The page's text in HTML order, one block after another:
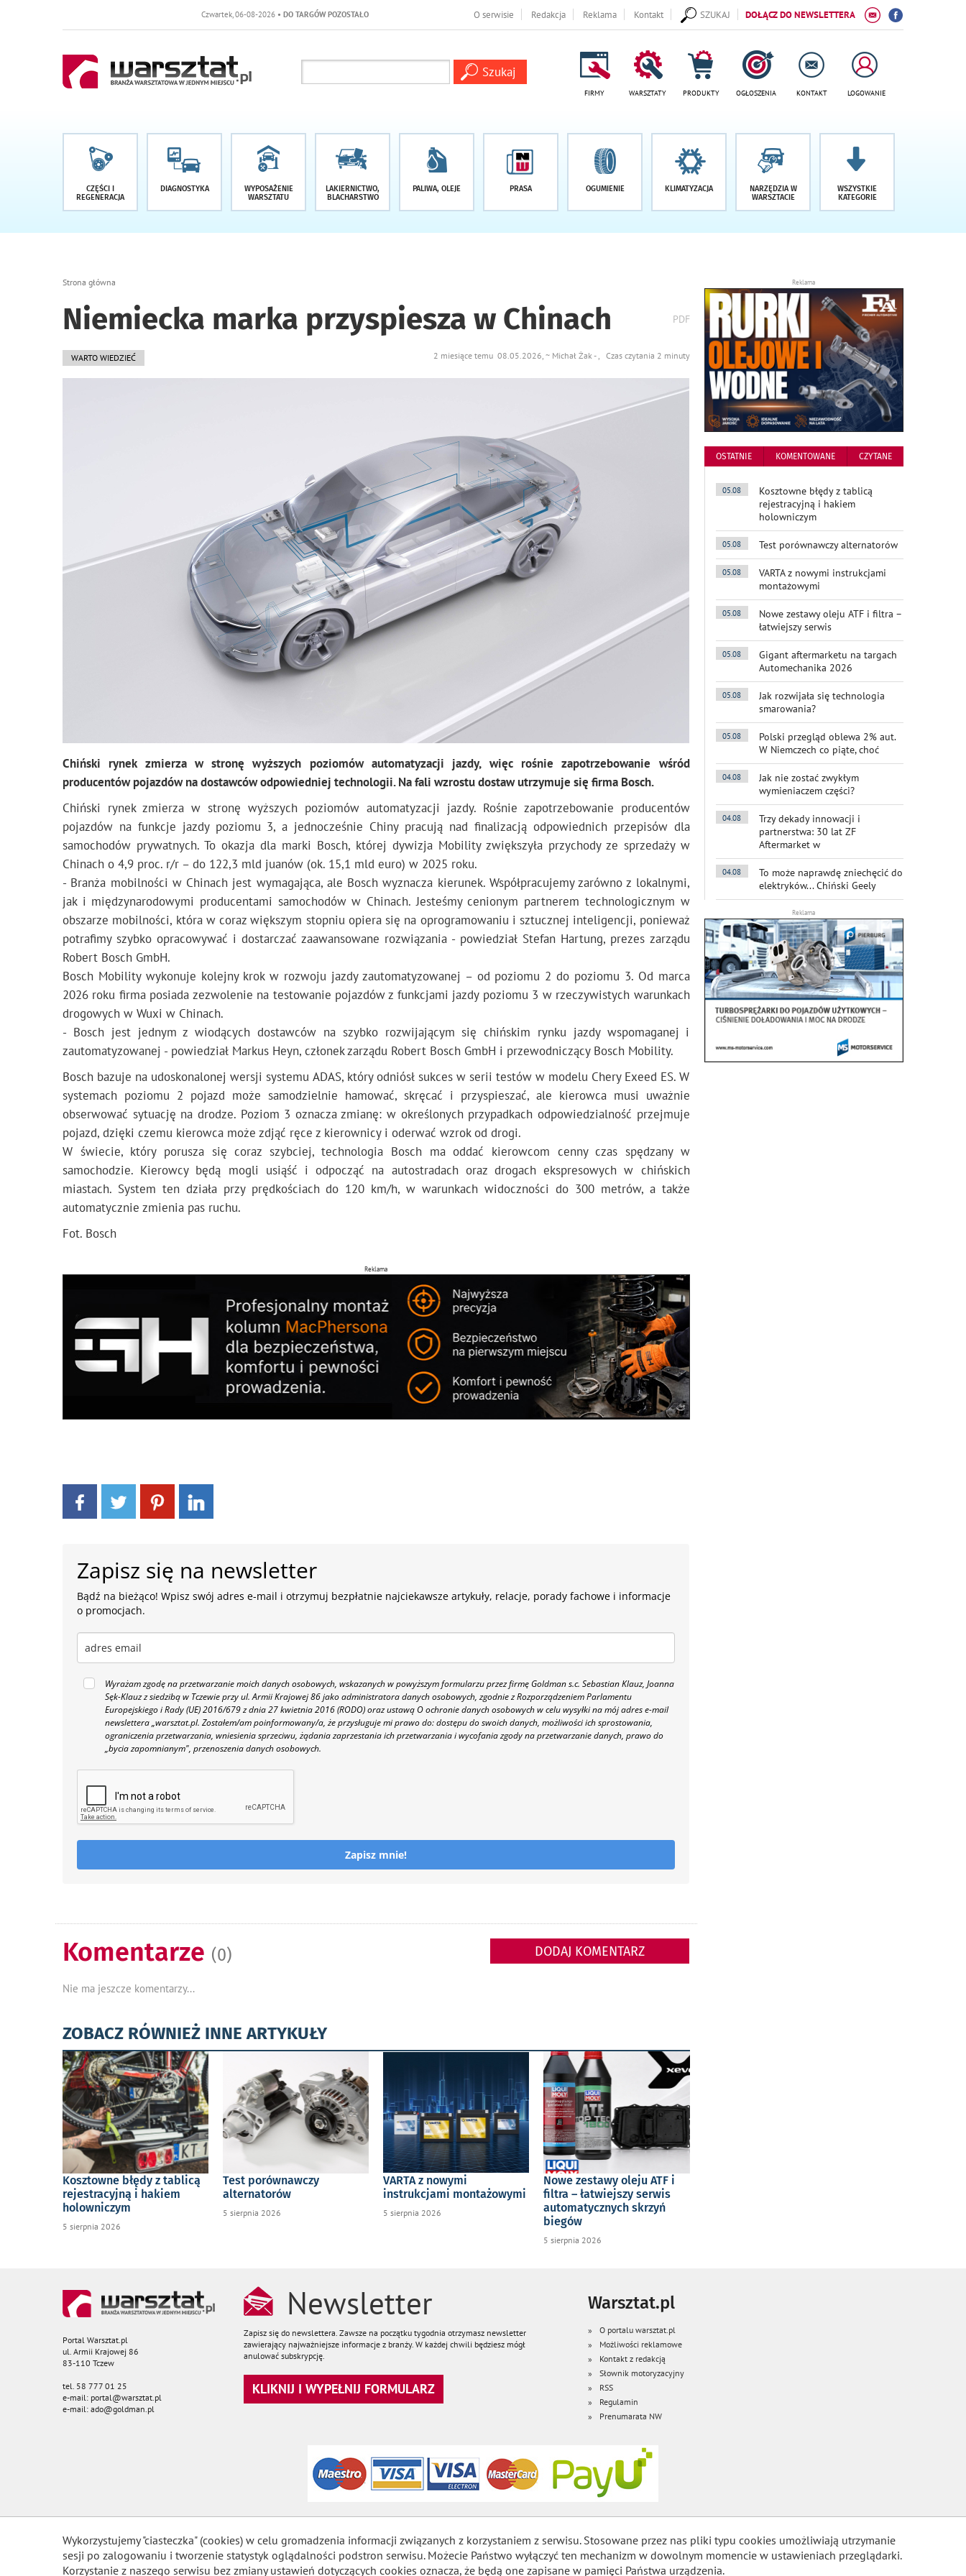
Czwartek, 06-08-2026• DO TARGÓW POZOSTAŁO -1 DNI O serwisie Redakcja Reklama Kontakt DOŁĄCZ DO NEWSLETTERA
SZUKAJ
FIRMY WARSZTATY PRODUKTY OGŁOSZENIA KONTAKT LOGOWANIE
CZĘŚCI I
REGENERACJA
DIAGNOSTYKA
WYPOSAŻENIE
WARSZTATU
LAKIERNICTWO,
BLACHARSTWO
PALIWA, OLEJE PRASA OGUMIENIE KLIMATYZACJA
NARZĘDZIA W
WARSZTACIE
WSZYSTKIE
KATEGORIE
Strona główna
Niemiecka marka przyspiesza w Chinach
wydrukuj
podstronę
PDF
WARTO WIEDZIEĆ 2 miesiące temu 08.05.2026, ~ Michał Żak - , Czas czytania 2 minuty
Chiński rynek zmierza w stronę wyższych poziomów automatyzacji jazdy, więc rośnie zapotrzebowanie wśród
producentów pojazdów na dostawców odpowiedniej technologii. Na fali wzrostu dostaw utrzymuje się firma Bosch.
Chiński rynek zmierza w stronę wyższych poziomów automatyzacji jazdy. Rośnie zapotrzebowanie producentów
pojazdów na funkcje jazdy poziomu 3, a jednocześnie Chiny pracują nad finalizacją odpowiednich przepisów dla
samochodów prywatnych. To okazja dla marki Bosch, której dywizja Mobility zwiększyła przychody ze sprzedaży w
Chinach o 4,9 proc. r/r – do 122,3 mld juanów (ok. 15,1 mld euro) w 2025 roku.
- Branża mobilności w Chinach jest wymagająca, ale Bosch wyznacza kierunek. Współpracujemy zarówno z lokalnymi,
jak i międzynarodowymi producentami samochodów w Chinach. Jesteśmy cenionym partnerem technologicznym w
obszarze mobilności, która w coraz większym stopniu opiera się na oprogramowaniu i sztucznej inteligencji, ponieważ
potrafimy szybko opracowywać i dostarczać zaawansowane rozwiązania - powiedział Stefan Hartung, prezes zarządu
Robert Bosch GmbH.
Bosch Mobility wykonuje kolejny krok w rozwoju jazdy zautomatyzowanej – od poziomu 2 do poziomu 3. Od marca
2026 roku firma posiada zezwolenie na testowanie pojazdów z funkcjami jazdy poziomu 3 w rzeczywistych warunkach
drogowych w Wuxi w Chinach.
- Bosch jest jednym z wiodących dostawców na szybko rozwijającym się chińskim rynku jazdy wspomaganej i
zautomatyzowanej - powiedział Markus Heyn, członek zarządu Robert Bosch GmbH i przewodniczący Bosch Mobility.
Bosch bazuje na udoskonalonej wersji systemu ADAS, który odniósł sukces w serii testów w modelu Chery Exeed ES. W
systemach poziomu 2 pojazd może samodzielnie hamować, skręcać i przyspieszać, ale kierowca musi uważnie
obserwować sytuację na drodze. Poziom 3 oznacza zmianę: w określonych przypadkach odpowiedzialność przejmuje
pojazd, dzięki czemu kierowca może zdjąć ręce z kierownicy i oderwać wzrok od drogi.
W świecie, który porusza się coraz szybciej, technologia Bosch ma oddać kierowcom cenny czas spędzany w
samochodzie. Kierowcy będą mogli usiąść i odpocząć na autostradach oraz drogach ekspresowych w chińskich
miastach. System ten działa przy prędkościach do 120 km/h, w warunkach widoczności do 300 metrów, a także
automatycznie zmienia pas ruchu.
Fot. Bosch
Reklama
Zapisz się na newsletter
Bądź na bieżąco! Wpisz swój adres e-mail i otrzymuj bezpłatnie najciekawsze artykuły, relacje, porady fachowe i informacje
o promocjach.
Wyrażam zgodę na przetwarzanie moich danych osobowych, wskazanych w powyższym formularzu przez firmę Goldman s.c. Sebastian Klauz, Joanna
Sęk-Klauz z siedzibą w Tczewie przy ul. Armii Krajowej 86 jako administratora danych osobowych, zgodnie z Rozporządzeniem Parlamentu
Europejskiego i Rady (UE) 2016/679 z dnia 27 kwietnia 2016 (RODO) oraz ustawą O ochronie danych osobowych w celu wysyłki na mój adres e-mail
newslettera „warsztat.pl. Zostałem/am poinformowany/a, że przysługuje mi prawo do: dostępu do swoich danych, możliwości ich sprostowania,
ograniczenia przetwarzania, wniesienia sprzeciwu, żądania zaprzestania ich przetwarzania i wycofania zgody na przetwarzanie danych, prawo do
„bycia zapomnianym", przenoszenia danych osobowych.
Zapisz mnie!
Komentarze (0) DODAJ KOMENTARZ
Nie ma jeszcze komentarzy...
ZOBACZ RÓWNIEŻ INNE ARTYKUŁY
Kosztowne błędy z tablicą
rejestracyjną i hakiem
holowniczym
5 sierpnia 2026
Test porównawczy
alternatorów
5 sierpnia 2026
VARTA z nowymi
instrukcjami montażowymi
5 sierpnia 2026
Nowe zestawy oleju ATF i
filtra – łatwiejszy serwis
automatycznych skrzyń
biegów
5 sierpnia 2026
Reklama
OSTATNIE KOMENTOWANE CZYTANE
05.08
Kosztowne błędy z tablicą
rejestracyjną i hakiem
holowniczym
05.08 Test porównawczy alternatorów
05.08
VARTA z nowymi instrukcjami
montażowymi
05.08
Nowe zestawy oleju ATF i filtra –
łatwiejszy serwis
05.08
Gigant aftermarketu na targach
Automechanika 2026
05.08
Jak rozwijała się technologia
smarowania?
05.08
Polski przegląd oblewa 2% aut.
W Niemczech co piąte, choć
04.08
Jak nie zostać zwykłym
wymieniaczem części?
04.08
Trzy dekady innowacji i
partnerstwa: 30 lat ZF
Aftermarket w
04.08
To może naprawdę zniechęcić do
elektryków... Chiński Geely
Reklama
Portal Warsztat.pl
ul. Armii Krajowej 86
83-110 Tczew
tel. 58 777 01 25
e-mail: portal@warsztat.pl
e-mail: ado@goldman.pl
Newsletter
Zapisz się do newslettera. Zawsze na początku tygodnia otrzymasz newsletter
zawierający najważniejsze informacje z branży. W każdej chwili będziesz mógł
anulować subskrypcję.
KLIKNIJ I WYPEŁNIJ FORMULARZ
Warsztat.pl
O portalu warsztat.pl
Możliwości reklamowe
Kontakt z redakcją
Słownik motoryzacyjny
RSS
Regulamin
Prenumarata NW
Wykorzystujemy "ciasteczka" (cookies) w celu gromadzenia informacji związanych z korzystaniem z serwisu. Stosowane przez nas pliki typu cookies umożliwiają utrzymanie
sesji po zalogowaniu i tworzenie statystyk oglądalności podstron serwisu. Możecie Państwo wyłączyć ten mechanizm w dowolnym momencie w ustawieniach przeglądarki.
Korzystanie z naszego serwisu bez zmiany ustawień dotyczących cookies oznacza, że będą one zapisane w pamięci Państwa urządzenia.